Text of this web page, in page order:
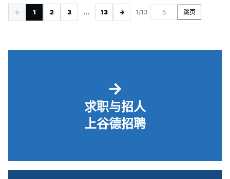
← 1 2 3 ... 13 → 1/13 跳页
→
求职与招人
上谷德招聘